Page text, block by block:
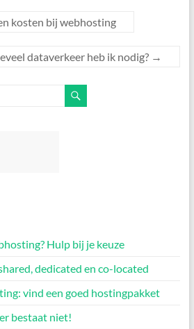
kosten bij webhosting
dataverkeer heb ik nodig? →
Hulp bij je keuze
dedicated en co-located
vind een goed hostingpakket
bestaat niet!